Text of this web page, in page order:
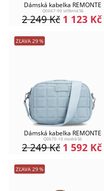
Dámská kabelka REMONTE
Q0667-90 stříbrná S6
1 123 Kč
2 249Kč
ZĽAVA 29%
Dámská kabelka REMONTE
Q0670-10 modrá S6
1 592 Kč
2 249Kč
ZĽAVA 29%